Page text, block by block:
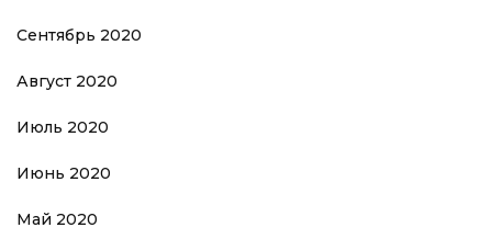
Сентябрь 2020
Август 2020
Июль 2020
Июнь 2020
Май 2020